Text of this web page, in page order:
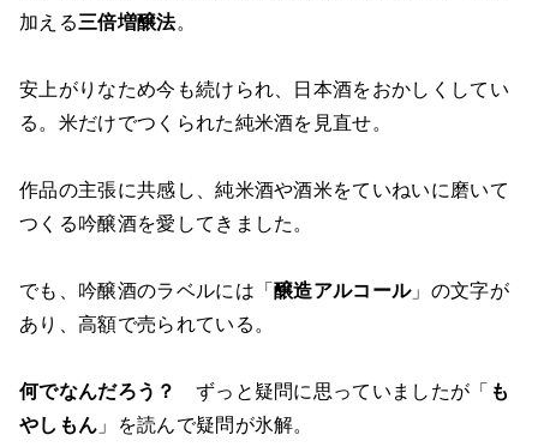
加える三倍増醸法。
安上がりなため今も続けられ、日本酒をおかしくしてい
る。米だけでつくられた純米酒を見直せ。
作品の主張に共感し、純米酒や酒米をていねいに磨いて
つくる吟醸酒を愛してきました。
でも、吟醸酒のラベルには「醸造アルコール」の文字が
あり、高額で売られている。
何でなんだろう？ ずっと疑問に思っていましたが「 も
やしもん 」を読んで疑問が氷解。